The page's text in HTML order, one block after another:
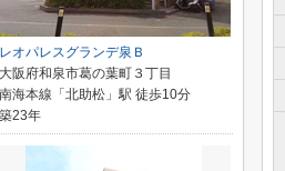
レオパレスグランデ泉Ｂ
大阪府和泉市葛の葉町３丁目
南海本線「北助松」駅 徒歩10分
築23年